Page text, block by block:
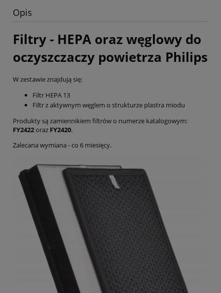
Opis
Filtry - HEPA oraz węglowy do
oczyszczaczy powietrza Philips
W zestawie znajdują się:
Filtr HEPA 13
Filtr z aktywnym węglem o strukturze plastra miodu
Produkty są zamiennikiem filtrów o numerze katalogowym:
FY2422oraz FY2420.
Zalecana wymiana - co 6 miesięcy.